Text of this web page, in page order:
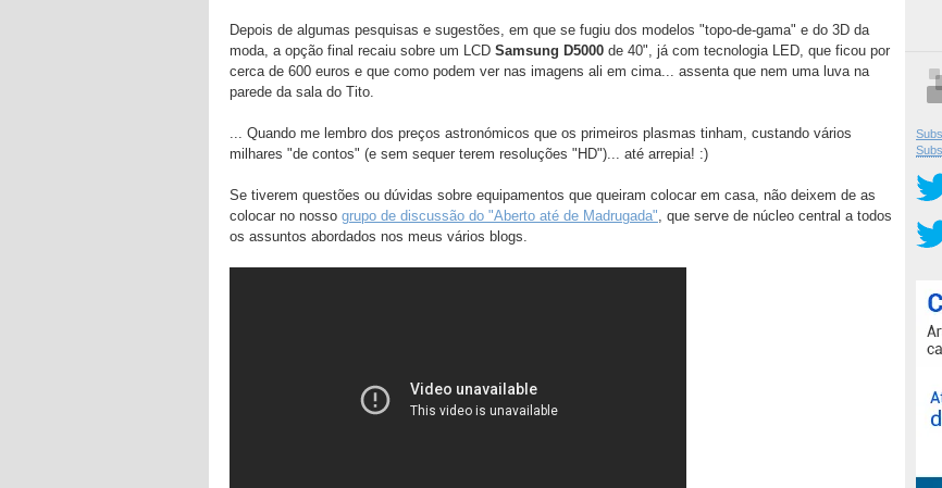
Depois de algumas pesquisas e sugestões, em que se fugiu dos modelos "topo-de-gama" e do 3D da
moda, a opção final recaiu sobre um LCD Samsung D5000 de 40", já com tecnologia LED, que ficou por
cerca de 600 euros e que como podem ver nas imagens ali em cima... assenta que nem uma luva na
parede da sala do Tito.
... Quando me lembro dos preços astronómicos que os primeiros plasmas tinham, custando vários
milhares "de contos" (e sem sequer terem resoluções "HD")... até arrepia! :)
Se tiverem questões ou dúvidas sobre equipamentos que queiram colocar em casa, não deixem de as
colocar no nosso grupo de discussão do "Aberto até de Madrugada", que serve de núcleo central a todos
os assuntos abordados nos meus vários blogs.